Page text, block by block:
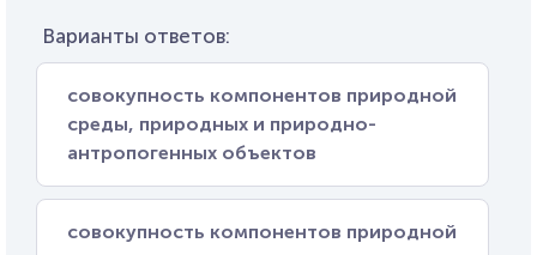
Варианты ответов:
совокупность компонентов природной
среды, природных и природно-
антропогенных объектов
совокупность компонентов природной